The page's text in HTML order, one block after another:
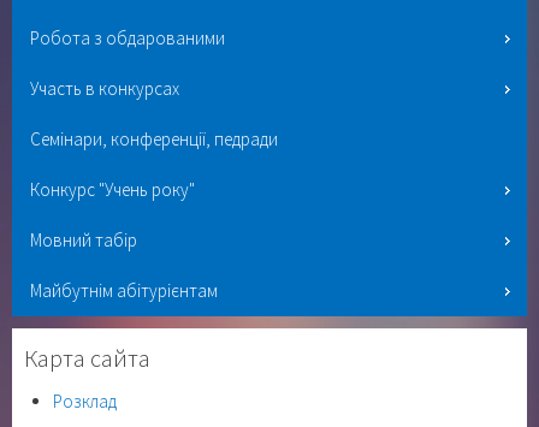
Робота з обдарованими
Участь в конкурсах
Семінари, конференції, педради
Конкурс "Учень року"
Мовний табір
Майбутнім абітурієнтам
Карта сайта
Розклад